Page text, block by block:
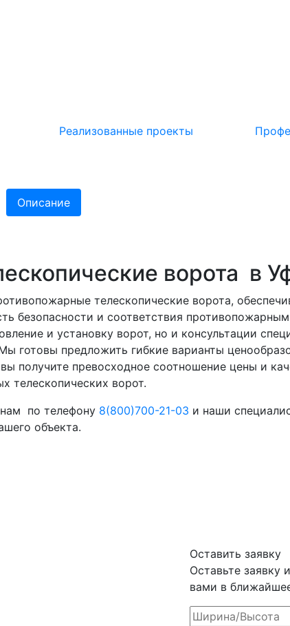
Реализованные проекты
Описание
ворота в
телескопические ворота,
безопасности и соответствия
и установку ворот, но и консультации
готовы предложить гибкие варианты
получите превосходное соотношение цены и
телескопических ворот.
по телефону 8(800)700-21-03 и наши
объекта.
Оставить заявку
Оставьте заявку
вами в